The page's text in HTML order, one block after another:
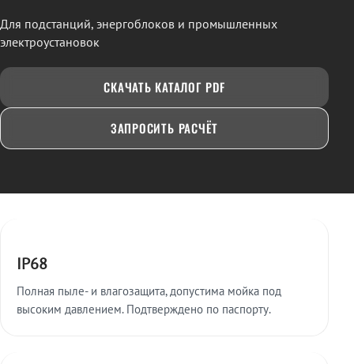
Для подстанций, энергоблоков и промышленных
электроустановок
СКАЧАТЬ КАТАЛОГ PDF
ЗАПРОСИТЬ РАСЧЁТ
IP68
Полная пыле- и влагозащита, допустима мойка под
высоким давлением. Подтверждено по паспорту.